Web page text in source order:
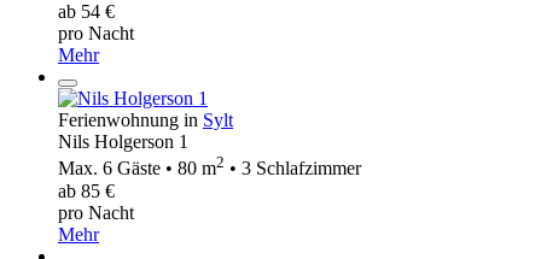
ab 54 €
pro Nacht
Mehr
Ferienwohnung in Sylt
Nils Holgerson 1
Max. 6 Gäste • 80 m2 • 3 Schlafzimmer
ab 85 €
pro Nacht
Mehr